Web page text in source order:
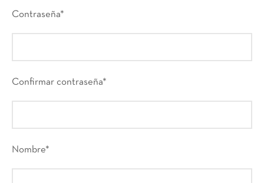
Contraseña*
Confirmar contraseña*
Nombre*